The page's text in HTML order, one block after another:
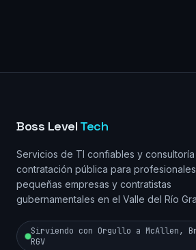
Boss Level Tech
Servicios de TI confiables y
contratación pública para profesionales
pequeñas empresas y contratistas
gubernamentales en el Valle del Río
Sirviendo con Orgullo a McAllen,
RGV